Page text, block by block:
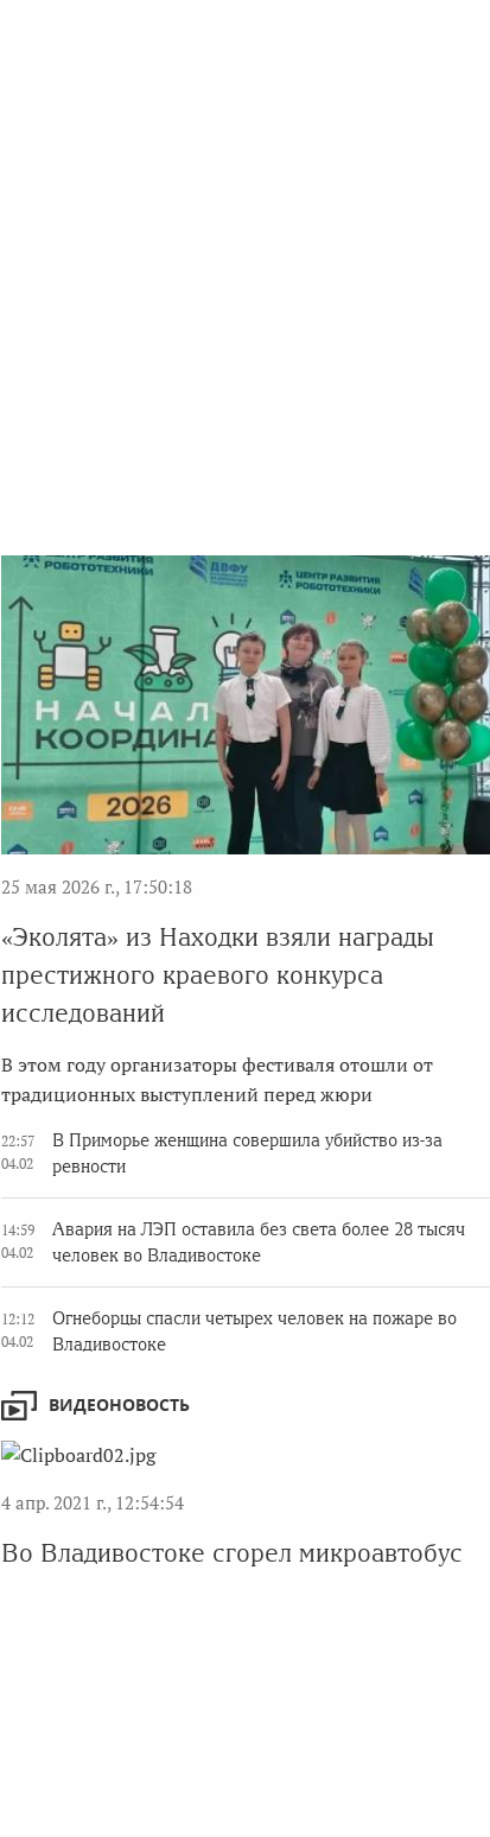
25 мая 2026 г., 17:50:18
«Эколята» из Находки взяли награды
престижного краевого конкурса
исследований
В этом году организаторы фестиваля отошли от
традиционных выступлений перед жюри
22:57
04.02
В Приморье женщина совершила убийство из-за
ревности
14:59
04.02
Авария на ЛЭП оставила без света более 28 тысяч
человек во Владивостоке
12:12
04.02
Огнеборцы спасли четырех человек на пожаре во
Владивостоке
ВИДЕОНОВОСТЬ
4 апр. 2021 г., 12:54:54
Во Владивостоке сгорел микроавтобус